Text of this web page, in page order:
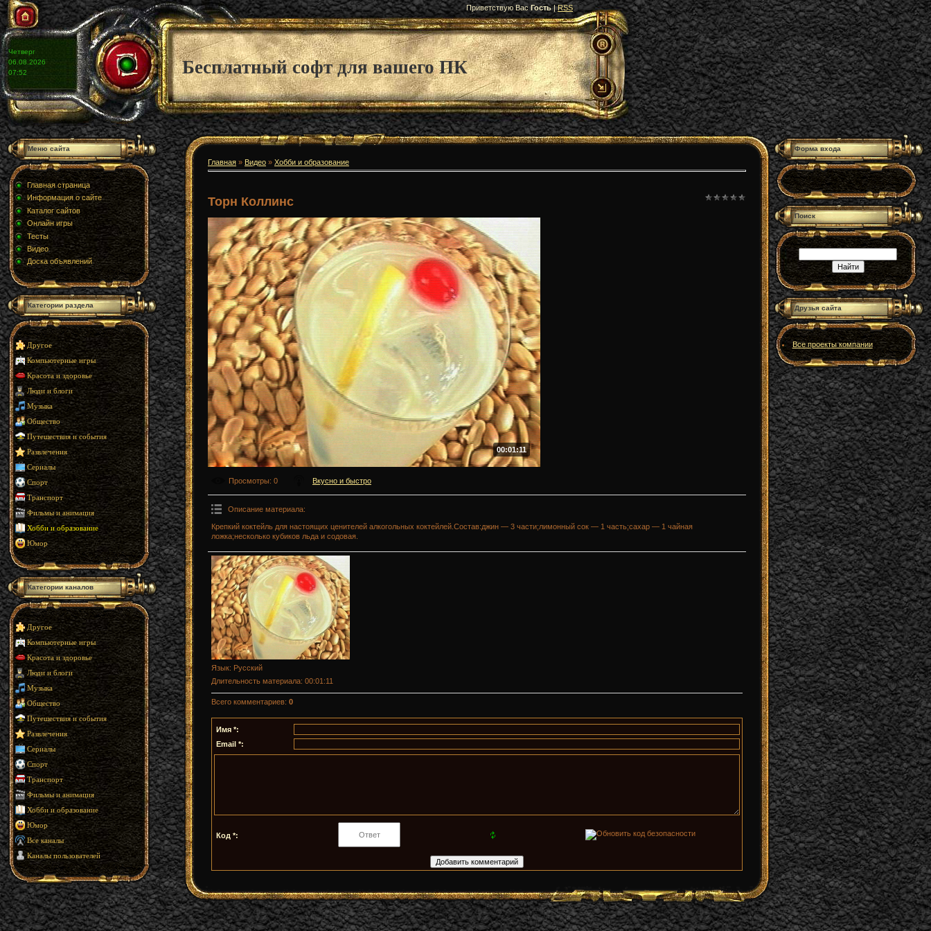
Приветствую Вас Гость|RSS
Четверг
06.08.2026
07:52
Бесплатный софт для вашего ПК
Меню сайта
Главная страница
Информация о сайте
Каталог сайтов
Онлайн игры
Тесты
Видео
Доска объявлений
Категории раздела
Другое
Компьютерные игры
Красота и здоровье
Люди и блоги
Музыка
Общество
Путешествия и события
Развлечения
Сериалы
Спорт
Транспорт
Фильмы и анимация
Хобби и образование
Юмор
Категории каналов
Другое
Компьютерные игры
Красота и здоровье
Люди и блоги
Музыка
Общество
Путешествия и события
Развлечения
Сериалы
Спорт
Транспорт
Фильмы и анимация
Хобби и образование
Юмор
Все каналы
Каналы пользователей
Главная » Видео » Хобби и образование
Торн Коллинс
00:01:11
Просмотры: 0 Вкусно и быстро
Описание материала:
Крепкий коктейль для настоящих ценителей алкогольных коктейлей.Состав:джин — 3 части;лимонный сок — 1 часть;сахар — 1 чайная
ложка;несколько кубиков льда и содовая.
Язык: Русский
Длительность материала: 00:01:11
Всего комментариев: 0
Имя *:
Email *:
Код *:
Форма входа
Поиск
Друзья сайта
Все проекты компании